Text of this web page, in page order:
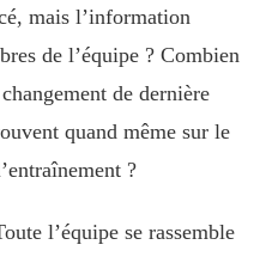
mais l’information
de l’équipe ? Combien
de dernière
quand même sur le
?
l’équipe se rassemble